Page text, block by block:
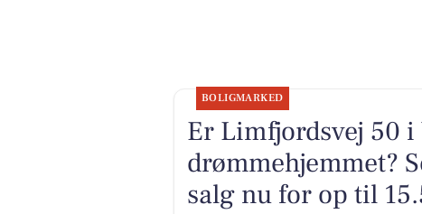
BOLIGMARKED
Er Limfjordsvej 50 i
drømmehjemmet?
salg nu for op til